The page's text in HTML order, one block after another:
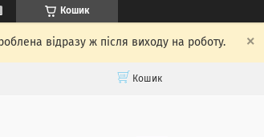
Кошик
відразу ж після виходу на роботу.
Кошик